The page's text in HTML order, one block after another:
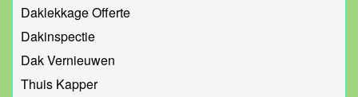
Daklekkage Offerte
Dakinspectie
Dak Vernieuwen
Thuis Kapper